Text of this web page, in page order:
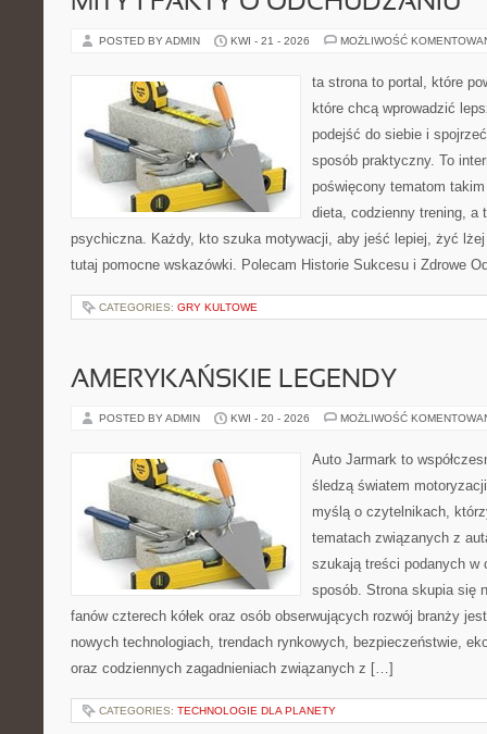
POSTED BY ADMIN KWI - 21 - 2026 MOŻLIWOŚĆ
ta strona to portal, które
które chcą wprowadzić
podejść do siebie i
sposób praktyczny. To
poświęcony tematom
dieta, codzienny trening, a
psychiczna. Każdy, kto szuka motywacji, aby jeść lepiej, żyć
tutaj pomocne wskazówki. Polecam Historie Sukcesu i Zdrowe
CATEGORIES: GRY KULTOWE
AMERYKAŃSKIE LEGENDY
POSTED BY ADMIN KWI - 20 - 2026 MOŻLIWOŚĆ
Auto Jarmark to
śledzą światem
myślą o czytelnikach,
tematach związanych z
szukają treści podanych w
sposób. Strona skupia się
fanów czterech kółek oraz osób obserwujących rozwój branży
nowych technologiach, trendach rynkowych, bezpieczeństwie,
oraz codziennych zagadnieniach związanych z […]
CATEGORIES: TECHNOLOGIE DLA PLANETY